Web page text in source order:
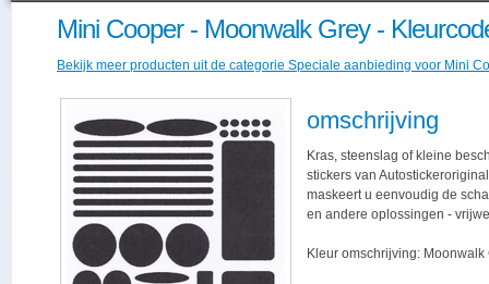
Mini Cooper - Moonwalk Grey -
Bekijk meer producten uit de categorie Speciale aanbieding voor Mini
omschrijving
Kras, steenslag of kleine
stickers van
maskeert u eenvoudig de
en andere oplossingen -
Kleur omschrijving: Moonwalk